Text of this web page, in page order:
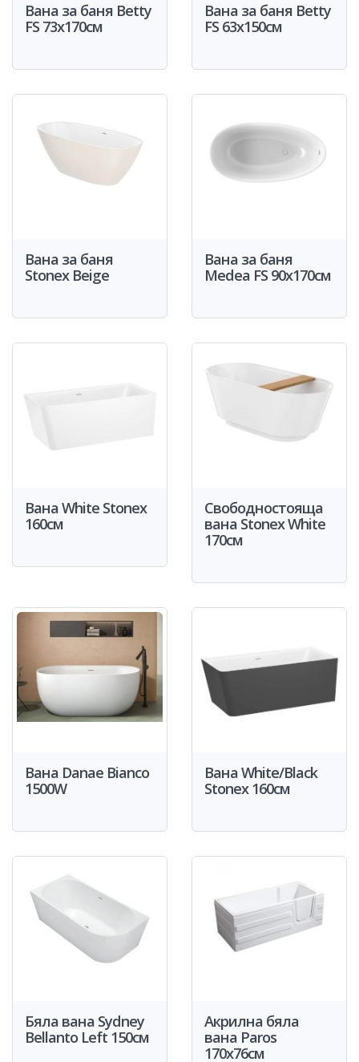
Вана за баня Betty
FS 73x170см
Вана за баня Betty
FS 63x150см
Вана за баня
Stonex Beige
Вана за баня
Medea FS 90x170см
Вана White Stonex
160см
Свободностояща
вана Stonex White
170см
Вана Danae Bianco
1500W
Вана White/Black
Stonex 160см
Бяла вана Sydney
Bellanto Left 150см
Акрилна бяла
вана Paros
170x76см